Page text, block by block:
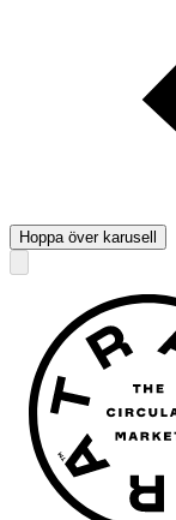
Hoppa över karusell